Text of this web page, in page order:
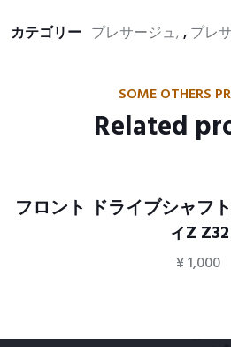
カテゴリー プレサージュ , プレ
SOME OTHERS
Related
フロント ドライブシャフ
ィZ Z32
¥1,000